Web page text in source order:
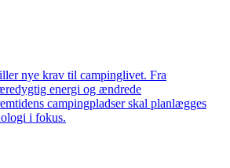
nye krav til campinglivet. Fra
energi og ændrede
campingpladser skal planlægges
i fokus.